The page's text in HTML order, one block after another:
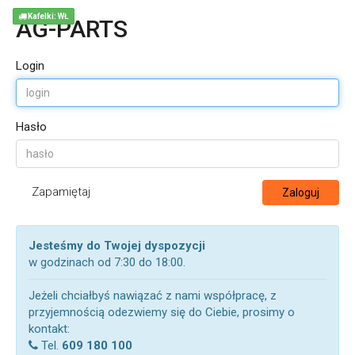
AG-PARTS
Login
Hasło
Zapamiętaj Zaloguj
Jesteśmy do Twojej dyspozycji
w godzinach od 7:30 do 18:00.
Jeżeli chciałbyś nawiązać z nami współpracę, z
przyjemnością odezwiemy się do Ciebie, prosimy o
kontakt:
Tel. 609 180 100
Kafelki: WŁ